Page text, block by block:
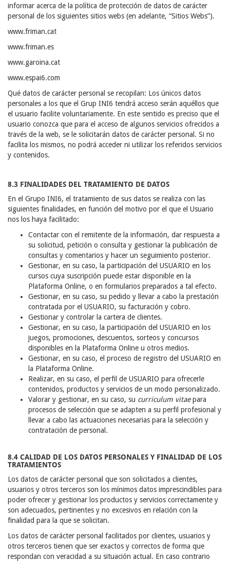
informar acerca de la política de protección de datos de carácter
personal de los siguientes sitios webs (en adelante, “Sitios Webs”).
www.friman.cat
www.friman.es
www.garoina.cat
www.espai6.com
Qué datos de carácter personal se recopilan: Los únicos datos
personales a los que el Grup INI6 tendrá acceso serán aquéllos que
el usuario facilite voluntariamente. En este sentido es preciso que el
usuario conozca que para el acceso de algunos servicios ofrecidos a
través de la web, se le solicitarán datos de carácter personal. Si no
facilita los mismos, no podrá acceder ni utilizar los referidos servicios
y contenidos.
8.3 FINALIDADES DEL TRATAMIENTO DE DATOS
En el Grupo INI6, el tratamiento de sus datos se realiza con las
siguientes finalidades, en función del motivo por el que el Usuario
nos los haya facilitado:
Contactar con el remitente de la información, dar respuesta a
su solicitud, petición o consulta y gestionar la publicación de
consultas y comentarios y hacer un seguimiento posterior.
Gestionar, en su caso, la participación del USUARIO en los
cursos cuya suscripción puede estar disponible en la
Plataforma Online, o en formularios preparados a tal efecto.
Gestionar, en su caso, su pedido y llevar a cabo la prestación
contratada por el USUARIO, su facturación y cobro.
Gestionar y controlar la cartera de clientes.
Gestionar, en su caso, la participación del USUARIO en los
juegos, promociones, descuentos, sorteos y concursos
disponibles en la Plataforma Online u otros medios.
Gestionar, en su caso, el proceso de registro del USUARIO en
la Plataforma Online.
Realizar, en su caso, el perfil de USUARIO para ofrecerle
contenidos, productos y servicios de un modo personalizado.
Valorar y gestionar, en su caso, su curriculum vitaepara
procesos de selección que se adapten a su perfil profesional y
llevar a cabo las actuaciones necesarias para la selección y
contratación de personal.
8.4 CALIDAD DE LOS DATOS PERSONALES Y FINALIDAD DE LOS
TRATAMIENTOS
Los datos de carácter personal que son solicitados a clientes,
usuarios y otros terceros son los mínimos datos imprescindibles para
poder ofrecer y gestionar los productos y servicios correctamente y
son adecuados, pertinentes y no excesivos en relación con la
finalidad para la que se solicitan.
Los datos de carácter personal facilitados por clientes, usuarios y
otros terceros tienen que ser exactos y correctos de forma que
respondan con veracidad a su situación actual. En caso contrario